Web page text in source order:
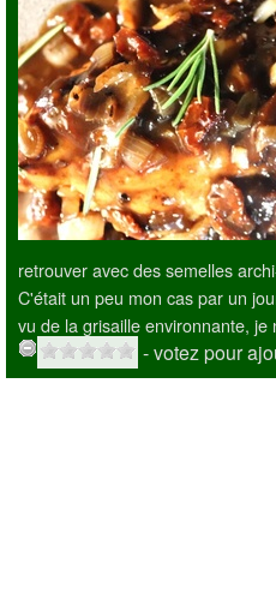
retrouver avec des semelles
C'était un peu mon cas par un
vu de la grisaille environnante, je
- votez pour